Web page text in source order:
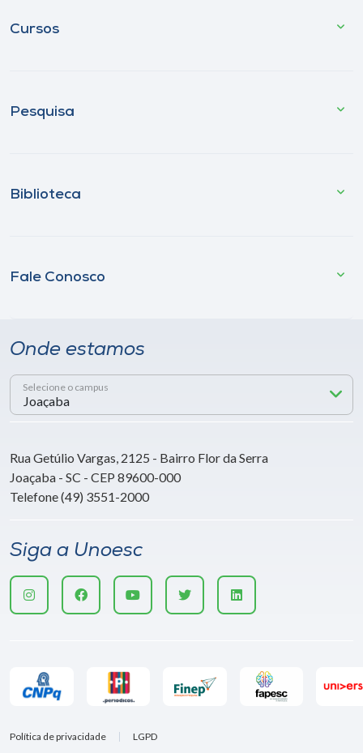
Cursos
Pesquisa
Biblioteca
Fale Conosco
Onde estamos
Selecione o campus
Rua Getúlio Vargas, 2125 - Bairro Flor da Serra
Joaçaba - SC - CEP 89600-000
Telefone (49) 3551-2000
Siga a Unoesc
Política de privacidade LGPD